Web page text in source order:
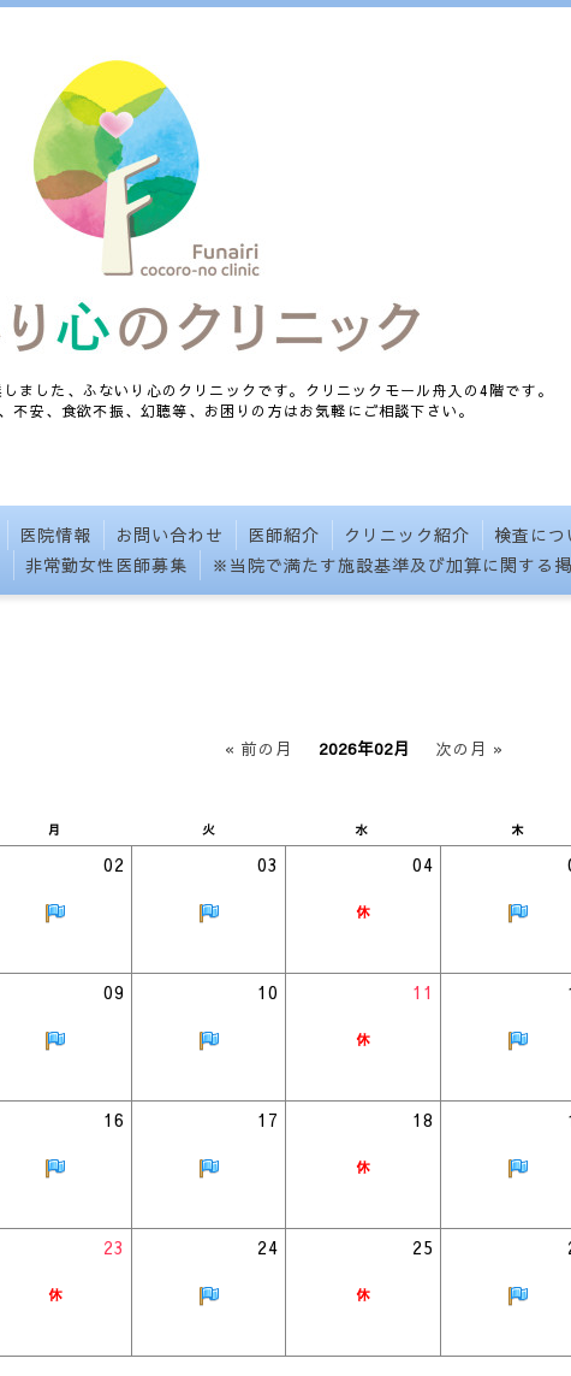
ました、ふないり心のクリニックです。クリニックモール舟入の4階です。
安、食欲不振、幻聴等、お困りの方はお気軽にご相談下さい。
医院情報 お問い合わせ 医師紹介 クリニック紹介 検査につ
非常勤女性医師募集 ※当院で満たす施設基準及び加算に関する
« 前の月 2026年02月 次の月 »
月 火 水 木
02 03 04
09 10 11
16 17 18
23 24 25